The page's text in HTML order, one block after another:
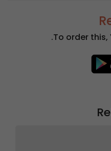
To order this,